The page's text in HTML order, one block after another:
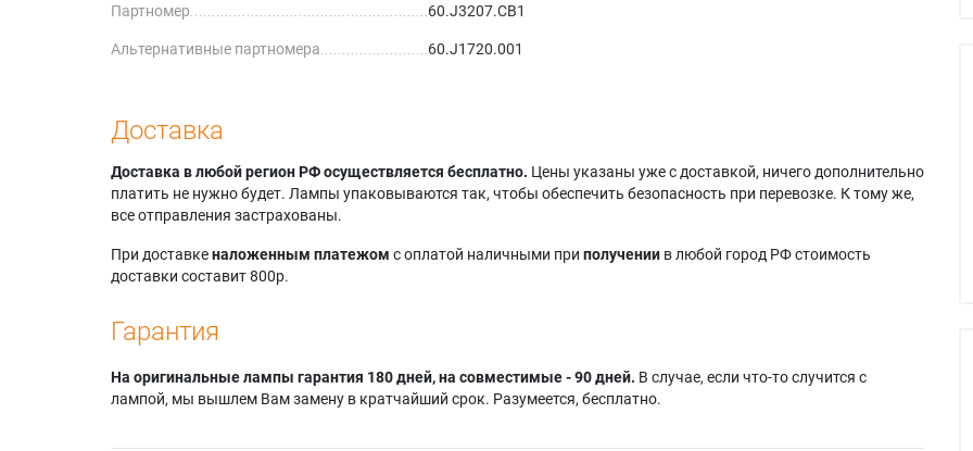
Acer 7765PE
Партномер 60.J3207.CB1
Альтернативные партномера 60.J1720.001
Доставка
Доставка в любой регион РФ осуществляется бесплатно. Цены указаны уже с доставкой, ничего дополнительно
платить не нужно будет. Лампы упаковываются так, чтобы обеспечить безопасность при перевозке. К тому же,
все отправления застрахованы.
При доставкеналоженным платежом с оплатой наличными при получении в любой город РФ стоимость
доставки составит 800р.
Гарантия
На оригинальные лампы гарантия 180 дней, на совместимые - 90 дней. В случае, если что-то случится с
лампой, мы вышлем Вам замену в кратчайший срок. Разумеется, бесплатно.